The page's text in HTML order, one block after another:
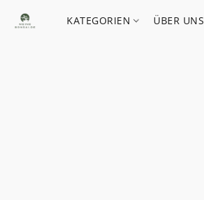
KATEGORIEN ÜBER UNS